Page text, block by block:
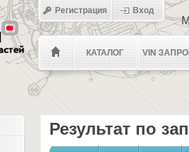
КАТАЛОГ VIN
Регистрация Вход
Результат по